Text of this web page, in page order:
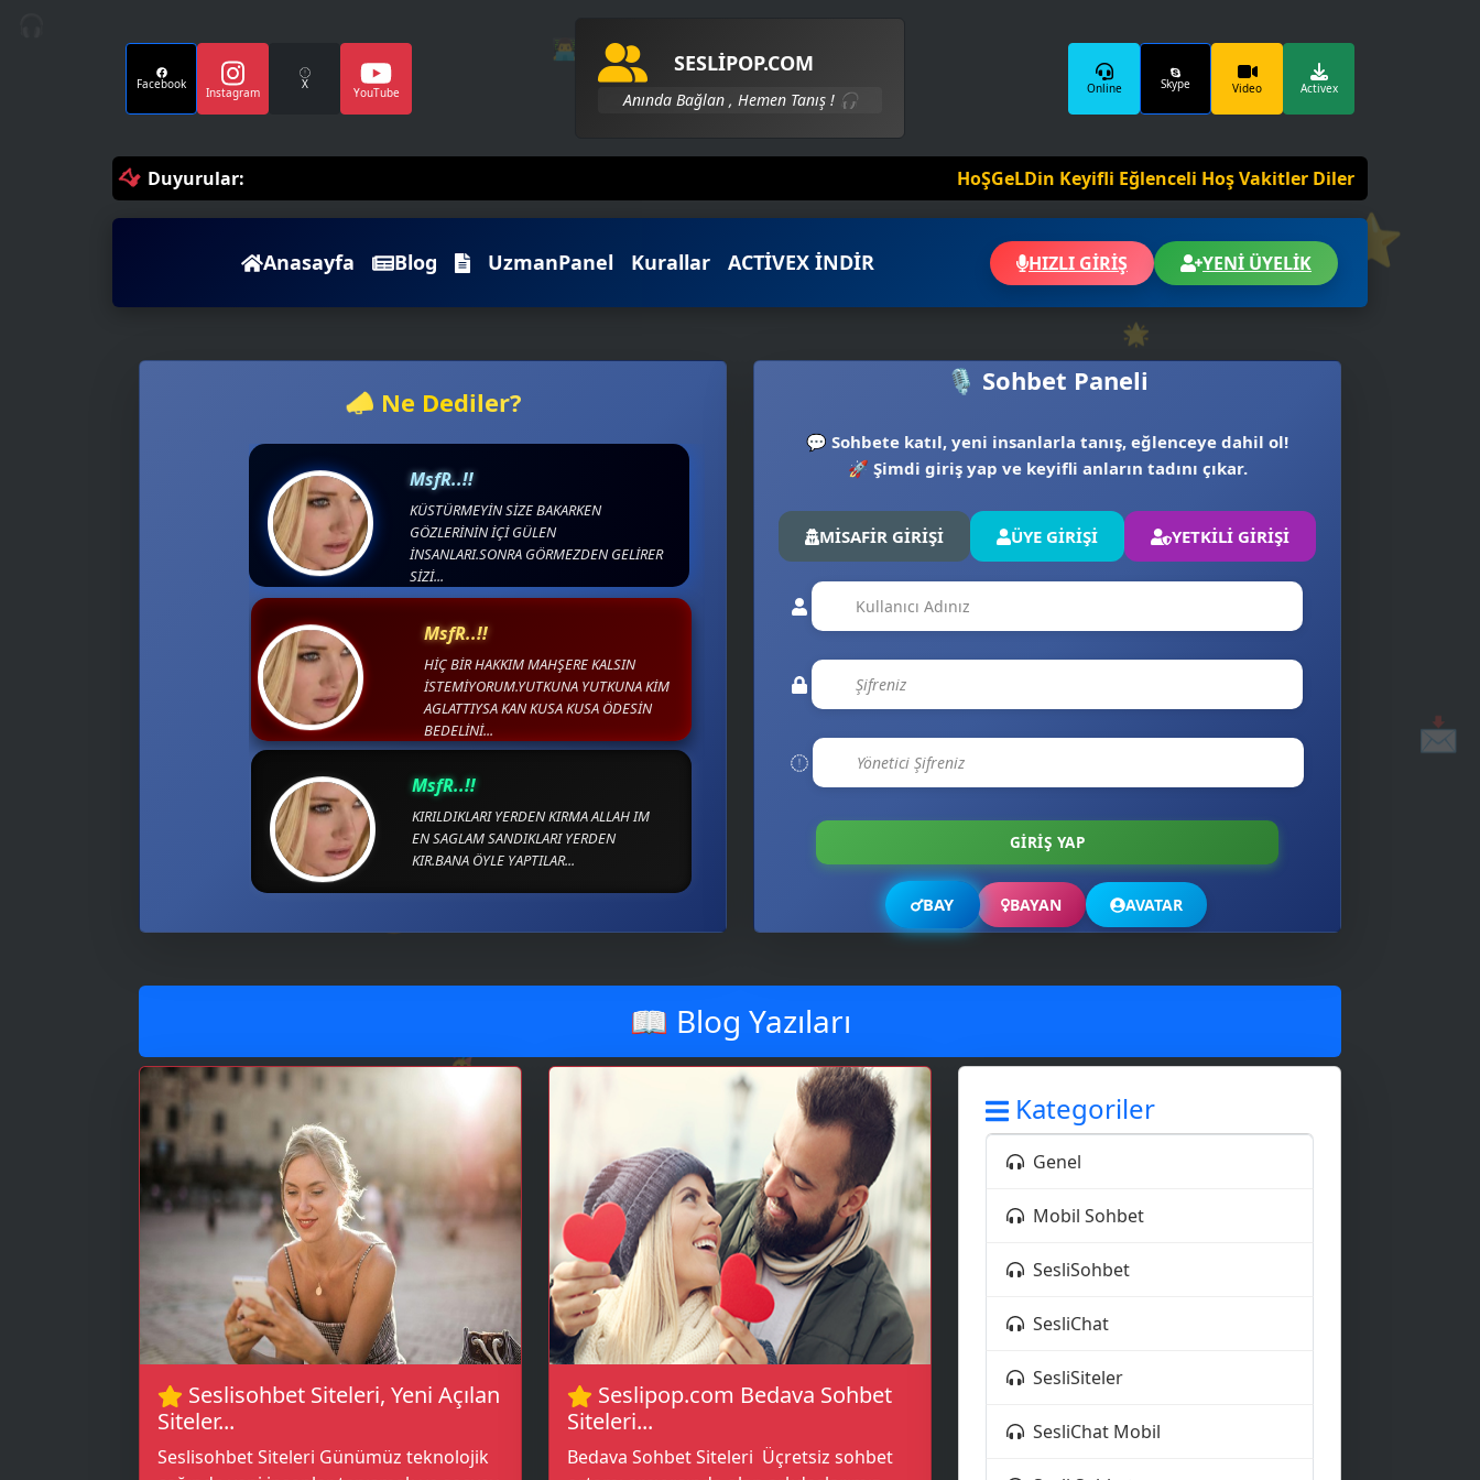
💭
🌟
📜
👨‍💻
📩
🥳
📝
⭐
🥳
Facebook
Instagram
X
YouTube
SESLİPOP.COM
Anında Bağlan , Hemen Tanış ! 🎧
Online Skype Video Activex
Duyurular: HoŞGeLDin Keyifli Eğlenceli Hoş Vakitler Diler 2025 Panelimiz Hayırlı
Anasayfa Blog UzmanPanel Kurallar ACTİVEX İNDİR HIZLI GİRİŞ YENİ ÜYELİK
📣 Ne Dediler?
MsfR..!!
KÜSTÜRMEYİN SİZE BAKARKEN
GÖZLERİNİN İÇİ GÜLEN
İNSANLARI.SONRA GÖRMEZDEN GELİRER
SİZİ...
MsfR..!!
HİÇ BİR HAKKIM MAHŞERE KALSIN
İSTEMİYORUM.YUTKUNA YUTKUNA KİM
AGLATTIYSA KAN KUSA KUSA ÖDESİN
BEDELİNİ...
MsfR..!!
KIRILDIKLARI YERDEN KIRMA ALLAH IM
EN SAGLAM SANDIKLARI YERDEN
KIR.BANA ÖYLE YAPTILAR...
🎙️ Sohbet Paneli
💬 Sohbete katıl, yeni insanlarla tanış, eğlenceye dahil ol!
🚀 Şimdi giriş yap ve keyifli anların tadını çıkar.
MİSAFİR GİRİŞİ ÜYE GİRİŞİ YETKİLİ GİRİŞİ
BAY BAYAN AVATAR
📖 Blog Yazıları
Seslisohbet Siteleri, Yeni Açılan
Siteler...
Seslisohbet Siteleri Günümüz teknolojik
Seslipop.com Bedava Sohbet
Siteleri...
Bedava Sohbet Siteleri Üçretsiz sohbet
Kategoriler
Genel
Mobil Sohbet
SesliSohbet
SesliChat
SesliSiteler
SesliChat Mobil